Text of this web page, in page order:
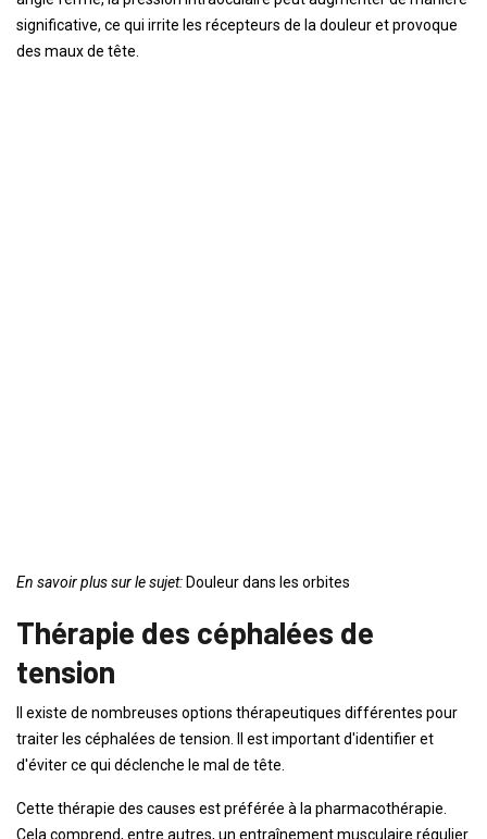
significative, ce qui irrite les récepteurs de la douleur et provoque
des maux de tête.
En savoir plus sur le sujet: Douleur dans les orbites
Thérapie des céphalées de
tension
Il existe de nombreuses options thérapeutiques différentes pour
traiter les céphalées de tension. Il est important d'identifier et
d'éviter ce qui déclenche le mal de tête.
Cette thérapie des causes est préférée à la pharmacothérapie.
Cela comprend, entre autres, un entraînement musculaire régulier